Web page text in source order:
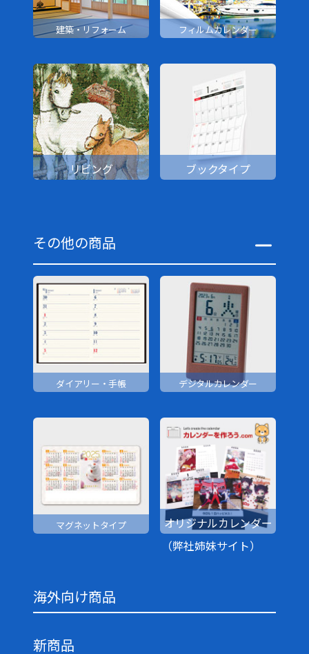
建築・リフォーム フィルムカレンダー
リビング ブックタイプ
その他の商品
ダイアリー・手帳 デジタルカレンダー
マグネットタイプ
オリジナルカレンダー
（弊社姉妹サイト）
海外向け商品
新商品